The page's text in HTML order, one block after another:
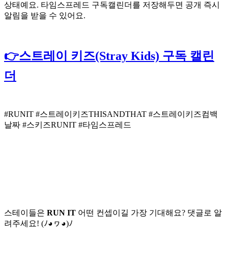
상태예요. 타임스프레드 구독캘린더를 저장해두면 공개 즉시
알림을 받을 수 있어요.
👉스트레이 키즈(Stray Kids) 구독 캘린
더
#RUNIT #스트레이키즈THISANDTHAT #스트레이키즈컴백
날짜 #스키즈RUNIT #타임스프레드
스테이들은 RUN IT 어떤 컨셉이길 가장 기대해요? 댓글로 알
려주세요! (ﾉ◕ヮ◕)ﾉ